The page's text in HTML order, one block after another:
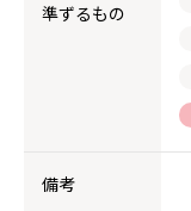
準ずるもの
備考